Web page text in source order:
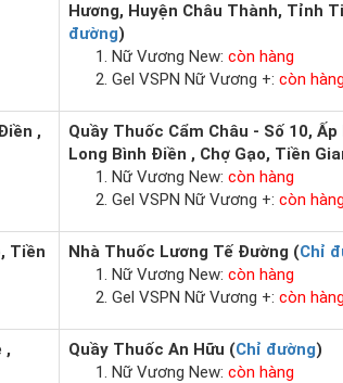
Hương, Huyện Châu Thành, Tỉnh
đường)
Nữ Vương New: còn hàng
Gel VSPN Nữ Vương +: còn hàng
,
Quầy Thuốc Cẩm Châu - Số 10,
Long Bình Điền , Chợ Gạo, Tiền
Nữ Vương New: còn hàng
Gel VSPN Nữ Vương +: còn hàng
Tiền
Nhà Thuốc Lương Tế Đường (Chỉ
Nữ Vương New: còn hàng
Gel VSPN Nữ Vương +: còn hàng
,
Quầy Thuốc An Hữu (Chỉ đường)
Nữ Vương New: còn hàng